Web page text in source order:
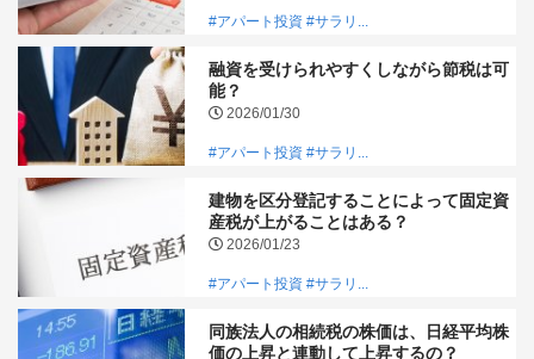
#アパート投資 #サラリ...
融資を受けられやすくしながら節税は可
能？
2026/01/30
#アパート投資 #サラリ...
建物を区分登記することによって固定資
産税が上がることはある？
2026/01/23
#アパート投資 #サラリ...
同族法人の相続税の株価は、日経平均株
価の上昇と連動して上昇するの？